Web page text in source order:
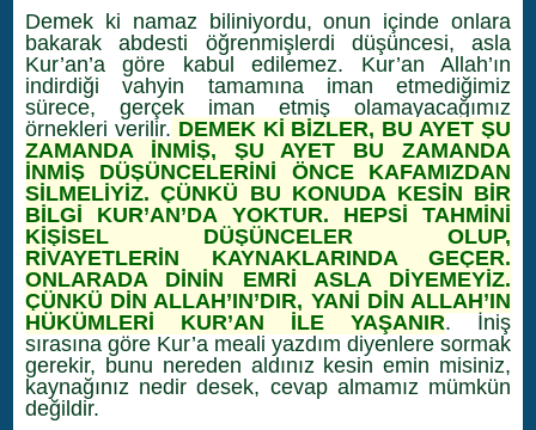
Demek ki namaz biliniyordu, onun içinde onlara
bakarak abdesti öğrenmişlerdi düşüncesi, asla
Kur’an’a göre kabul edilemez. Kur’an Allah’ın
indirdiği vahyin tamamına iman etmediğimiz
sürece, gerçek iman etmiş olamayacağımız
örnekleri verilir. DEMEK Kİ BİZLER, BU AYET ŞU
ZAMANDA İNMİŞ, ŞU AYET BU ZAMANDA
İNMİŞ DÜŞÜNCELERİNİ ÖNCE KAFAMIZDAN
SİLMELİYİZ. ÇÜNKÜ BU KONUDA KESİN BİR
BİLGİ KUR’AN’DA YOKTUR. HEPSİ TAHMİNİ
KİŞİSEL DÜŞÜNCELER OLUP,
RİVAYETLERİN KAYNAKLARINDA GEÇER.
ONLARADA DİNİN EMRİ ASLA DİYEMEYİZ.
ÇÜNKÜ DİN ALLAH’IN’DIR, YANİ DİN ALLAH’IN
HÜKÜMLERİ KUR’AN İLE YAŞANIR. İniş
sırasına göre Kur’a meali yazdım diyenlere sormak
gerekir, bunu nereden aldınız kesin emin misiniz,
kaynağınız nedir desek, cevap almamız mümkün
değildir.